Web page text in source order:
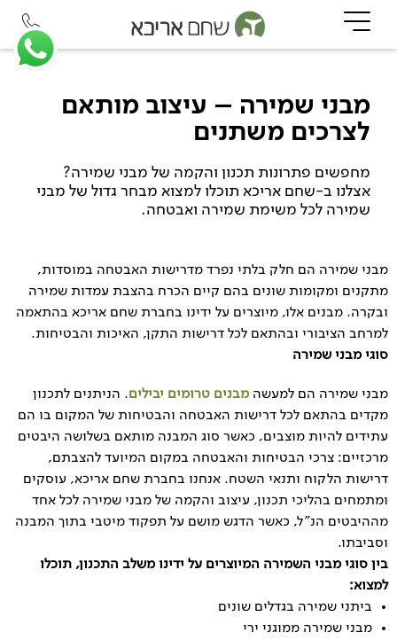
מבני שמירה – עיצוב מותאם
לצרכים משתנים
מחפשים פתרונות תכנון והקמה של מבני שמירה?
אצלנו ב-שחם אריכא תוכלו למצוא מבחר גדול של מבני
שמירה לכל משימת שמירה ואבטחה.
מבני שמירה הם חלק בלתי נפרד מדרישות האבטחה במוסדות,
מתקנים ומקומות שונים בהם קיים הכרח בהצבת עמדות שמירה
ובקרה. מבנים אלו, מיוצרים על ידינו בחברת שחם אריכא בהתאמה
למרחב הציבורי ובהתאם לכל דרישות התקן, האיכות והבטיחות.
סוגי מבני שמירה
מבני שמירה הם למעשה מבנים טרומים יבילים. הניתנים לתכנון
מקדים בהתאם לכל דרישות האבטחה והבטיחות של המקום בו הם
עתידים להיות מוצבים, כאשר סוג המבנה מותאם בשלושה היבטים
מרכזיים: צרכי הבטיחות והאבטחה במקום המיועד להצבתם,
דרישות הלקוח ותנאי השטח. אנחנו בחברת שחם אריכא, עוסקים
ומתמחים בהליכי תכנון, עיצוב והקמה של מבני שמירה לכל אחד
מההיבטים הנ”ל, כאשר הדגש מושם על תפקוד מיטבי בתוך המבנה
וסביבתו.
בין סוגי מבני השמירה המיוצרים על ידינו משלב התכנון, תוכלו
למצוא:
ביתני שמירה בגדלים שונים
מבני שמירה ממוגני ירי